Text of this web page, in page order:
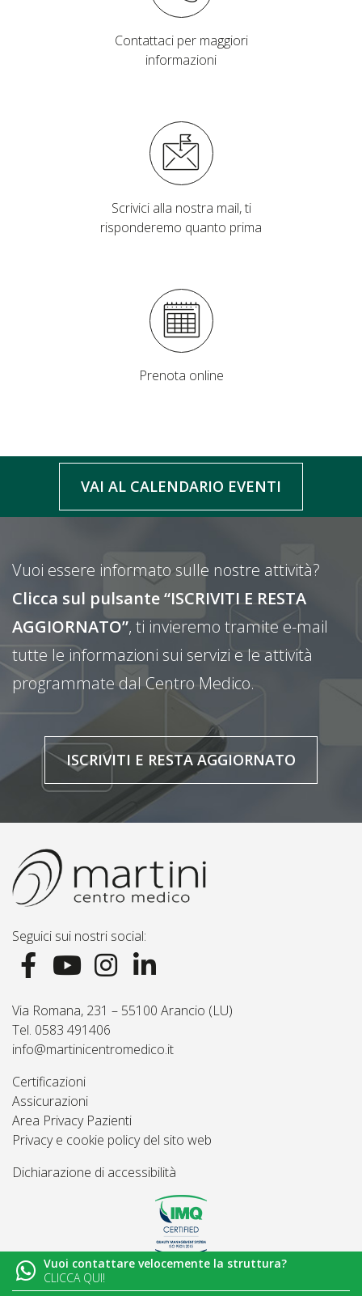
Contattaci per maggiori
informazioni
Scrivici alla nostra mail, ti
risponderemo quanto prima
Prenota online
VAI AL CALENDARIO EVENTI
Vuoi essere informato sulle nostre attività?
Clicca sul pulsante “ISCRIVITI E RESTA
AGGIORNATO”, ti invieremo tramite e-mail
tutte le informazioni sui servizi e le attività
programmate dal Centro Medico.
ISCRIVITI E RESTA AGGIORNATO
Seguici sui nostri social:
Via Romana, 231 – 55100 Arancio (LU)
Tel. 0583 491406
info@martinicentromedico.it
Certificazioni
Assicurazioni
Area Privacy Pazienti
Privacy e cookie policy del sito web
Dichiarazione di accessibilità
© 2026Martini Centro Medico - Lucca
Vuoi contattare velocemente la struttura?
CLICCA QUI!